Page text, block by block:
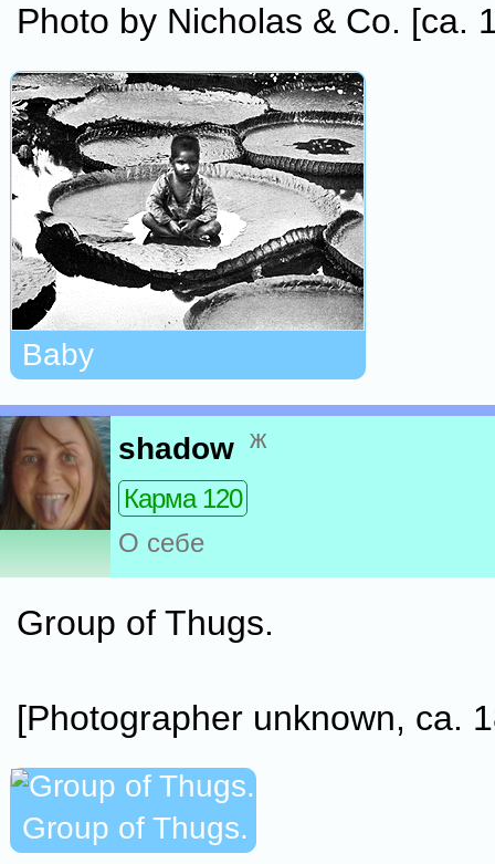
Photo by Nicholas & Co. [ca.
Baby
shadow ж
Карма 120
О себе
Group of Thugs.
[Photographer unknown, ca.
Group of Thugs.